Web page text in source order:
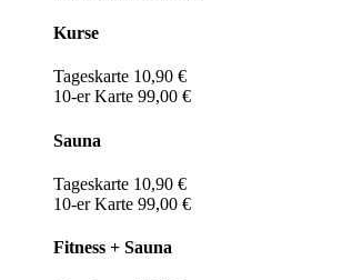
Kurse
Tageskarte 10,90 €
10-er Karte 99,00 €
Sauna
Tageskarte 10,90 €
10-er Karte 99,00 €
Fitness + Sauna